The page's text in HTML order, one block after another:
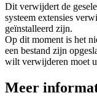
Dit verwijdert de
systeem extensies
geïnstalleerd zijn.
Op dit moment is het
een bestand zijn
wilt verwijderen moet
Meer